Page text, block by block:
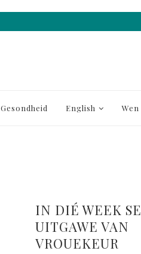
Gesondheid English Wen
IN DIÉ WEEK SE
UITGAWE VAN
VROUEKEUR